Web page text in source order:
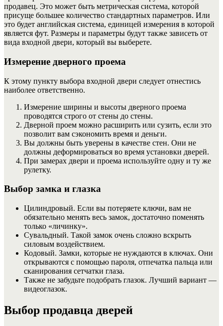
продавец. Это может быть метрическая система, которой
присуще большее количество стандартных параметров. Или
это будет английская система, единицей измерения в которой
является фут. Размеры и параметры будут также зависеть от
вида входной двери, который вы выберете.
Измерение дверного проема
К этому пункту выбора входной двери следует отнестись
наиболее ответственно.
Измерение ширины и высоты дверного проема
проводятся строго от стены до стены.
Дверной проем можно расширить или сузить, если это
позволит вам сэкономить время и деньги.
Вы должны быть уверены в качестве стен. Они не
должны деформироваться во время установки дверей.
При замерах двери и проема используйте одну и ту же
рулетку.
Выбор замка и глазка
Цилиндровый. Если вы потеряете ключи, вам не
обязательно менять весь замок, достаточно поменять
только «личинку».
Сувальдный. Такой замок очень сложно вскрыть
силовым воздействием.
Кодовый. Замки, которые не нуждаются в ключах. Они
открываются с помощью пароля, отпечатка пальца или
сканирования сетчатки глаза.
Также не забудьте подобрать глазок. Лучший вариант —
видеоглазок.
Выбор продавца дверей